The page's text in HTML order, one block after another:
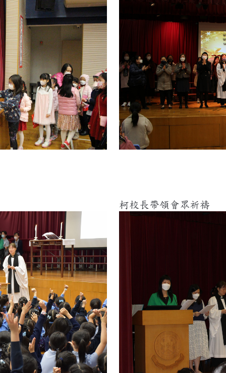
柯校長帶領會眾祈禱